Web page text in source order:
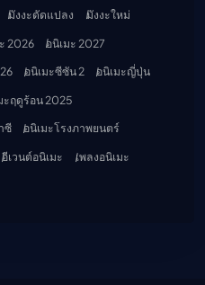
มังงะดัดแปลง
มังงะใหม่
2026
อนิเมะ 2027
อนิเมะซีซัน 2
อนิเมะญี่ปุ่น
ะฤดูร้อน 2025
ซี
อนิเมะโรงภาพยนตร์
อีเวนต์อนิเมะ
เพลงอนิเมะ